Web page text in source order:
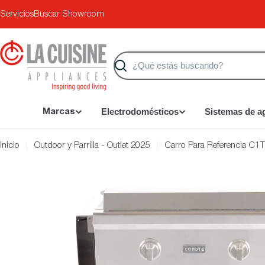
ServiciosBuscar Showroom
Buscar
Marcas Electrodomésticos Sistemas de
Inicio Outdoor y Parrilla - Outlet 2025 Carro Para Referencia